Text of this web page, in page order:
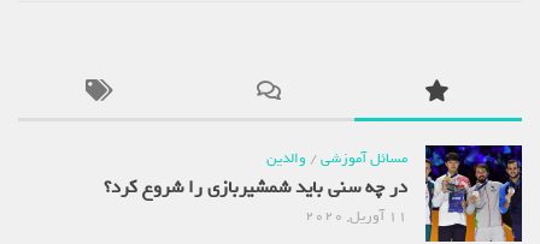
مسائل آموزشی/ والدین
در چه سنی باید شمشیربازی را شروع کرد؟
11 آوریل, 2020